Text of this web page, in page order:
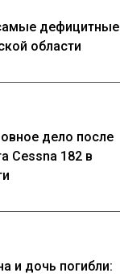
дефицитные
области
дело после
Cessna 182 в
и дочь погибли: